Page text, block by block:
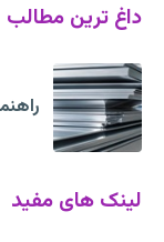
داغ ترین مطالب
لینک های مفید